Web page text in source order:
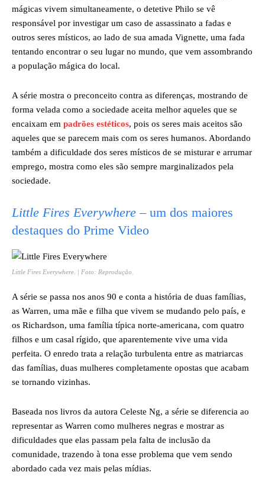
mágicas vivem simultaneamente, o detetive Philo se vê
responsável por investigar um caso de assassinato a fadas e
outros seres místicos, ao lado de sua amada Vignette, uma fada
tentando encontrar o seu lugar no mundo, que vem assombrando
a população mágica do local.
A série mostra o preconceito contra as diferenças, mostrando de
forma velada como a sociedade aceita melhor aqueles que se
encaixam em padrões estéticos, pois os seres mais aceitos são
aqueles que se parecem mais com os seres humanos. Abordando
também a dificuldade dos seres místicos de se misturar e arrumar
emprego, mostra como eles são sempre marginalizados pela
sociedade.
Little Fires Everywhere – um dos maiores
destaques do Prime Video
Little Fires Everywhere . | Foto: Reprodução.
A série se passa nos anos 90 e conta a história de duas famílias,
as Warren, uma mãe e filha que vivem se mudando pelo país, e
os Richardson, uma família típica norte-americana, com quatro
filhos e um casal rígido, que aparentemente vive uma vida
perfeita. O enredo trata a relação turbulenta entre as matriarcas
das famílias, duas mulheres completamente opostas que acabam
se tornando vizinhas.
Baseada nos livros da autora Celeste Ng, a série se diferencia ao
representar as Warren como mulheres negras e mostrar as
dificuldades que elas passam pela falta de inclusão da
comunidade, trazendo à tona esse problema que vem sendo
abordado cada vez mais pelas mídias.